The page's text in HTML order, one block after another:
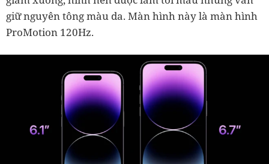
giữ nguyên tông màu da. Màn hình này là màn hình
ProMotion 120Hz.